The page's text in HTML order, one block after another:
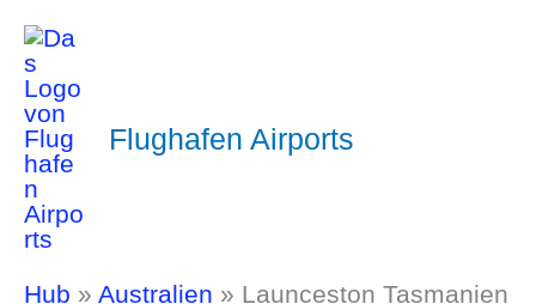
Flughafen Airports
Hub » Australien » Launceston Tasmanien